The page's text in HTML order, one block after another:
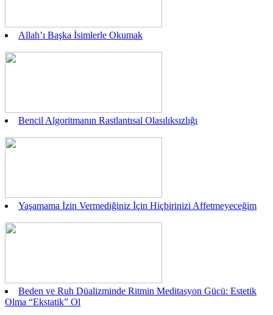
Allah’ı Başka İsimlerle Okumak
Bencil Algoritmanın Rastlantısal Olasılıksızlığı
Yaşamama İzin Vermediğiniz İçin Hiçbirinizi Affetmeyeceğim
Beden ve Ruh Düalizminde Ritmin Meditasyon Gücü: Estetik
Olma “Ekstatik” Ol